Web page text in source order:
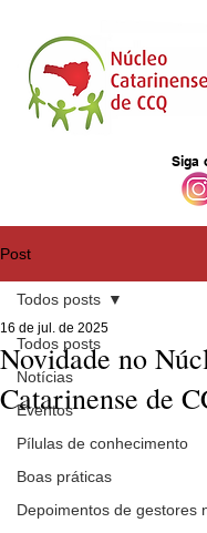
Siga
Post
Todos posts
Notícias
Eventos
Pílulas de conhecimento
Boas práticas
Depoimentos de gestores
Todos posts
Novidade no
Catarinense de
16 de jul. de 2025